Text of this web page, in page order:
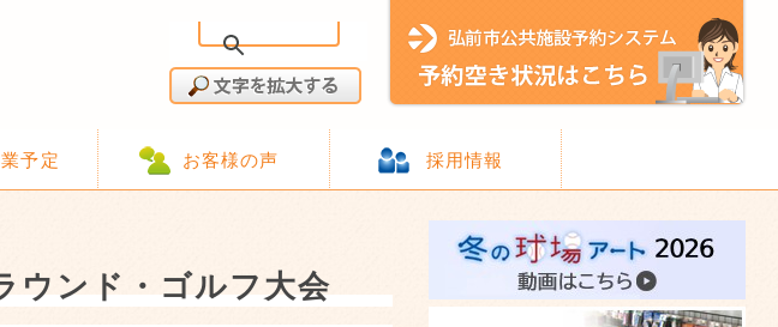
予定 お客様の声 採用情報
ウンド・ゴルフ大会